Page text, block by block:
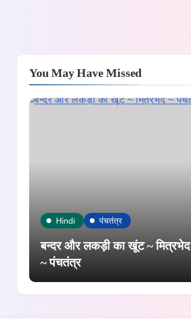
You May Have Missed
Hindi पंचतंत्र
बन्दर और लकड़ी का खूंट ~ मित्रभेद
~ पंचतंत्र